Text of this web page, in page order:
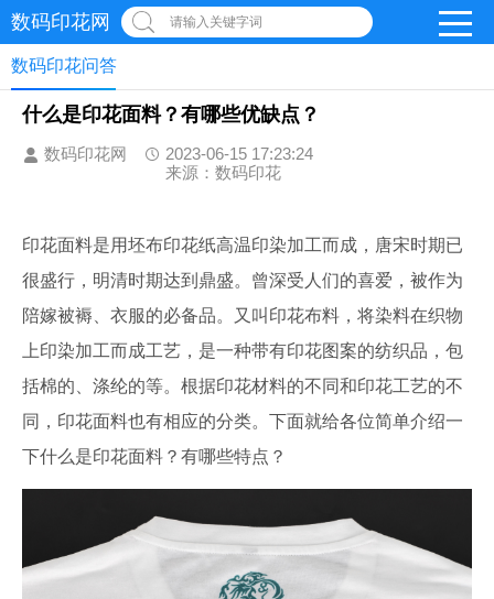
数码印花网 请输入关键字词
数码印花问答
什么是印花面料？有哪些优缺点？
数码印花网
2023-06-15 17:23:24
来源：数码印花
印花面料是用坯布印花纸高温印染加工而成，唐宋时期已
很盛行，明清时期达到鼎盛。曾深受人们的喜爱，被作为
陪嫁被褥、衣服的必备品。又叫印花布料，将染料在织物
上印染加工而成工艺，是一种带有印花图案的纺织品，包
括棉的、涤纶的等。根据印花材料的不同和印花工艺的不
同，印花面料也有相应的分类。下面就给各位简单介绍一
下什么是印花面料？有哪些特点？